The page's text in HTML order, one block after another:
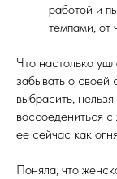
работой и
темпами, от
Что настолько
забывать о своей
выбрасить,
воссоедениться
ее сейчас как
Поняла, что